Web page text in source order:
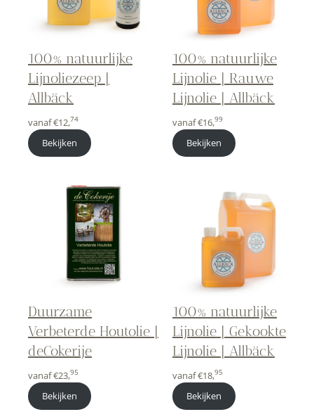
100% natuurlijke
Lijnoliezeep |
Allbäck
vanaf€12,74
Bekijken
100% natuurlijke
Lijnolie | Rauwe
Lijnolie | Allbäck
vanaf€16,99
Bekijken
Duurzame
Verbeterde Houtolie |
deCokerije
vanaf€23,95
Bekijken
100% natuurlijke
Lijnolie | Gekookte
Lijnolie | Allbäck
vanaf€18,95
Bekijken